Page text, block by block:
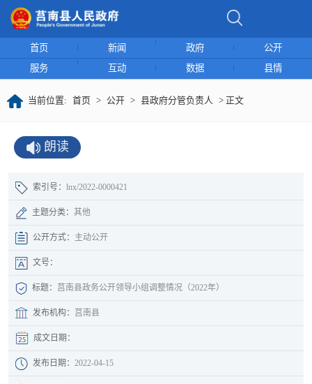
首页 新闻 政府
公开
服务
互动 数据 县情
当前位置: 首页 > 公开 > 县政府分管负责人 > 正文
朗读
索引号： lnx/2022-0000421
主题分类： 其他
公开方式： 主动公开
文号：
标题： 莒南县政务公开领导小组调整情况（2022年）
发布机构： 莒南县
成文日期：
发布日期： 2022-04-15